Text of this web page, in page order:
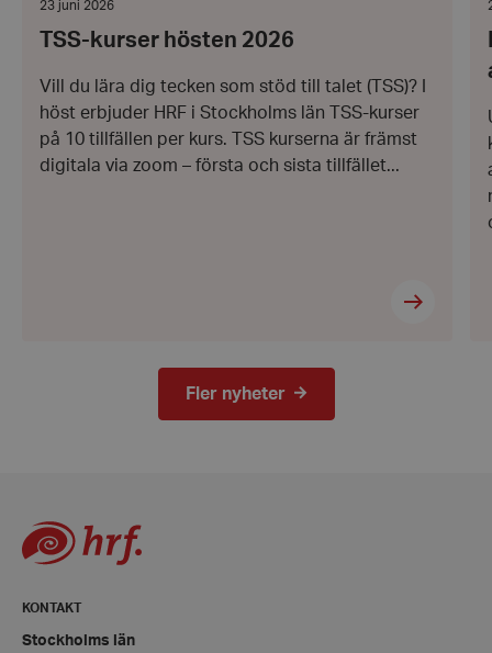
Datum:
juni
23 juni 2026
TSS-kurser hösten 2026
Vill du lära dig tecken som stöd till talet (TSS)? I
höst erbjuder HRF i Stockholms län TSS-kurser
på 10 tillfällen per kurs. TSS kurserna är främst
digitala via zoom – första och sista tillfället...
Fler nyheter
KONTAKT
Stockholms län
PHPSESSID